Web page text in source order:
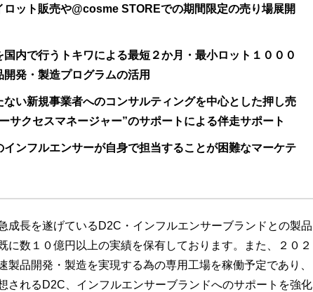
ット販売や@cosme STOREでの期間限定の売り場展開
内で行うトキワによる最短２か月・最小ロット１０００
発・製造プログラムの活用
い新規事業者へのコンサルティングを中心とした押し売
サクセスマネージャー”のサポートによる伴走サポート
ンフルエンサーが自身で担当することが困難なマーケテ
成長を遂げているD2C・インフルエンサーブランドとの製品
に数１０億円以上の実績を保有しております。また、２０２
製品開発・製造を実現する為の専用工場を稼働予定であり、
されるD2C、インフルエンサーブランドへのサポートを強化